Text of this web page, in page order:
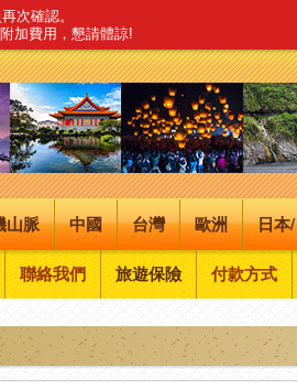
山脈 中國 台灣 歐洲 日本
聯絡我們 旅遊保險 付款方式
次確認。
加費用，懇請體諒!